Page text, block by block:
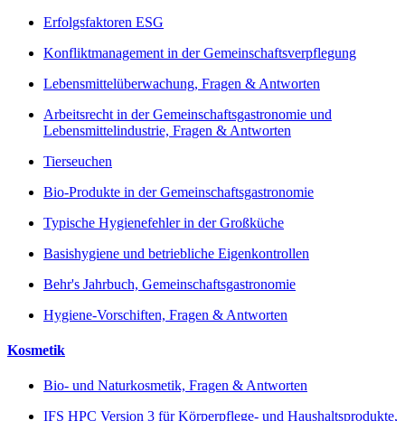
Erfolgsfaktoren ESG
Konfliktmanagement in der Gemeinschaftsverpflegung
Lebensmittelüberwachung, Fragen & Antworten
Arbeitsrecht in der Gemeinschaftsgastronomie und
Lebensmittelindustrie, Fragen & Antworten
Tierseuchen
Bio-Produkte in der Gemeinschaftsgastronomie
Typische Hygienefehler in der Großküche
Basishygiene und betriebliche Eigenkontrollen
Behr's Jahrbuch, Gemeinschaftsgastronomie
Hygiene-Vorschiften, Fragen & Antworten
Kosmetik
Bio- und Naturkosmetik, Fragen & Antworten
IFS HPC Version 3 für Körperpflege- und Haushaltsprodukte,